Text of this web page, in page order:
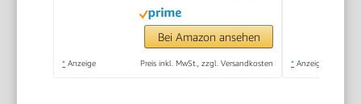
Schwarz
Bei Amazon ansehen
* Anzeige Preis inkl. MwSt., zzgl. Versandkosten * Anzeige